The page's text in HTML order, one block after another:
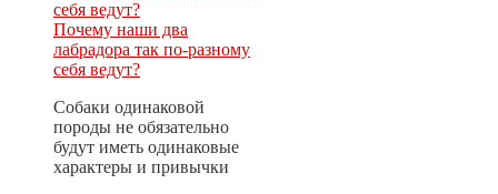
Почему наши два
лабрадора так по-разному
себя ведут?
Собаки одинаковой
породы не обязательно
будут иметь одинаковые
характеры и привычки